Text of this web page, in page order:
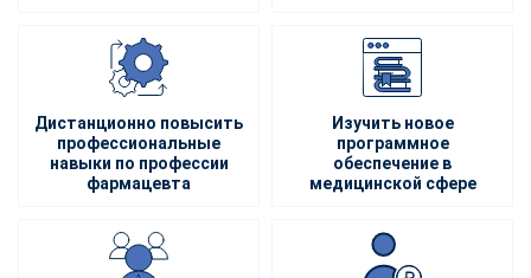
Дистанционно повысить
профессиональные
навыки по профессии
фармацевта
Изучить новое
программное
обеспечение в
медицинской сфере